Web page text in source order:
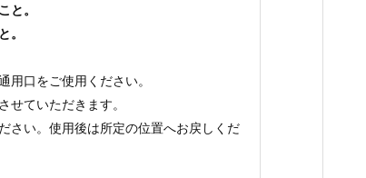
と。
。
用口をご使用ください。
せていただきます。
さい。使用後は所定の位置へお戻しくだ